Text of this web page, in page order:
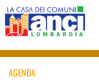
AGENDA